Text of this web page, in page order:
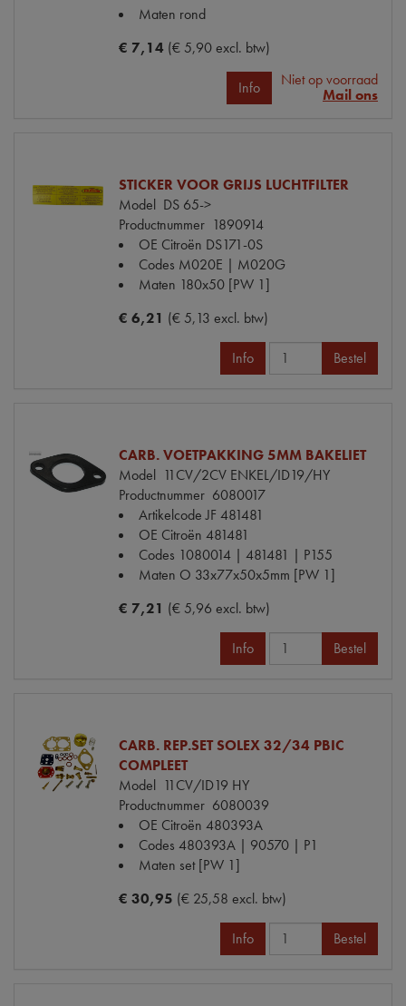
Maten rond
€ 7,14 (€ 5,90 excl. btw)
Info
Niet op voorraad
Mail ons
STICKER VOOR GRIJS LUCHTFILTER
Model DS 65->
Productnummer 1890914
OE Citroën DS171-0S
Codes M020E | M020G
Maten 180x50 [PW 1]
€ 6,21 (€ 5,13 excl. btw)
Info Bestel
CARB. VOETPAKKING 5MM BAKELIET
Model 11CV/2CV ENKEL/ID19/HY
Productnummer 6080017
Artikelcode JF481481
OE Citroën 481481
Codes 1080014 | 481481 | P155
Maten O 33x77x50x5mm [PW 1]
€ 7,21 (€ 5,96 excl. btw)
Info Bestel
CARB. REP.SET SOLEX 32/34 PBIC
COMPLEET
Model 11CV/ID19 HY
Productnummer 6080039
OE Citroën 480393A
Codes 480393A | 90570 | P1
Maten set [PW 1]
€ 30,95 (€ 25,58 excl. btw)
Info Bestel